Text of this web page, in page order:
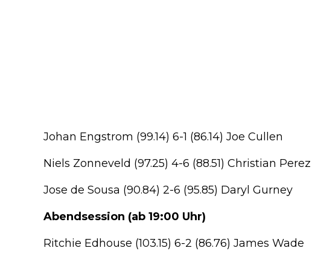
Johan Engstrom (99.14) 6-1 (86.14) Joe Cullen
Niels Zonneveld (97.25) 4-6 (88.51) Christian Perez
Jose de Sousa (90.84) 2-6 (95.85) Daryl Gurney
Abendsession (ab 19:00 Uhr)
Ritchie Edhouse (103.15) 6-2 (86.76) James Wade